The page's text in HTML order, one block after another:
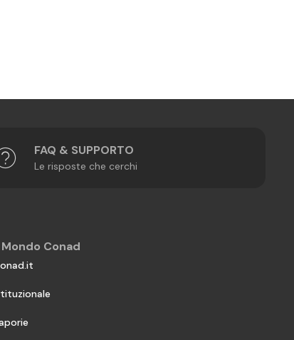
FAQ & SUPPORTO
Le risposte che cerchi
Mondo Conad